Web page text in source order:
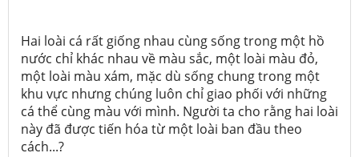
Hai loài cá rất giống nhau cùng sống trong một hồ
nước chỉ khác nhau về màu sắc, một loài màu đỏ,
một loài màu xám, mặc dù sống chung trong một
khu vực nhưng chúng luôn chỉ giao phối với những
cá thể cùng màu với mình. Người ta cho rằng hai loài
này đã được tiến hóa từ một loài ban đầu theo
cách...?